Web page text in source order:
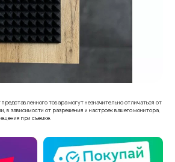
товара могут незначительно отличаться от
в зависимости от разрешения и настроек вашего монитора,
при съемке.